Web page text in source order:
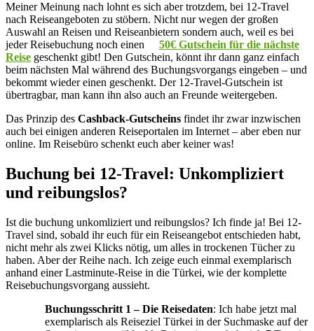
Meiner Meinung nach lohnt es sich aber trotzdem, bei 12-Travel
nach Reiseangeboten zu stöbern. Nicht nur wegen der großen
Auswahl an Reisen und Reiseanbietern sondern auch, weil es bei
jeder Reisebuchung noch einen
50€ Gutschein für die nächste
Reise geschenkt gibt! Den Gutschein, könnt ihr dann ganz einfach
beim nächsten Mal während des Buchungsvorgangs eingeben – und
bekommt wieder einen geschenkt. Der 12-Travel-Gutschein ist
übertragbar, man kann ihn also auch an Freunde weitergeben.
Das Prinzip des Cashback-Gutscheins findet ihr zwar inzwischen
auch bei einigen anderen Reiseportalen im Internet – aber eben nur
online. Im Reisebüro schenkt euch aber keiner was!
Buchung bei 12-Travel: Unkompliziert
und reibungslos?
Ist die buchung unkomliziert und reibungslos? Ich finde ja! Bei 12-
Travel sind, sobald ihr euch für ein Reiseangebot entschieden habt,
nicht mehr als zwei Klicks nötig, um alles in trockenen Tücher zu
haben. Aber der Reihe nach. Ich zeige euch einmal exemplarisch
anhand einer Lastminute-Reise in die Türkei, wie der komplette
Reisebuchungsvorgang aussieht.
Buchungsschritt 1 – Die Reisedaten: Ich habe jetzt mal
exemplarisch als Reiseziel Türkei in der Suchmaske auf der